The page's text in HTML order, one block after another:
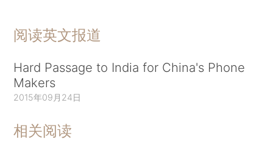
阅读英文报道
Hard Passage to India for China's Phone
Makers
2015年09月24日
相关阅读